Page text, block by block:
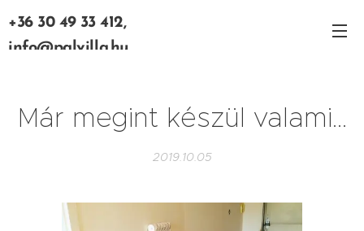
+36 30 49 33 412,
info@palvilla.hu
Már megint készül valami...
2019.10.05